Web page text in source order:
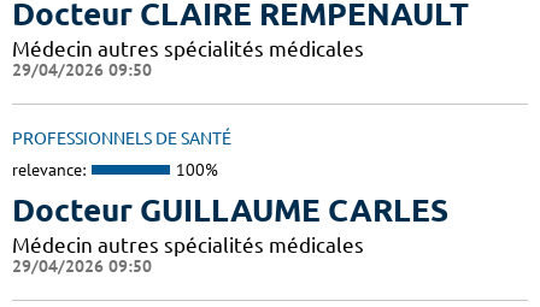
Docteur CLAIRE REMPENAULT
Médecin autres spécialités médicales
29/04/2026 09:50
PROFESSIONNELS DE SANTÉ
relevance: 100%
Docteur GUILLAUME CARLES
Médecin autres spécialités médicales
29/04/2026 09:50